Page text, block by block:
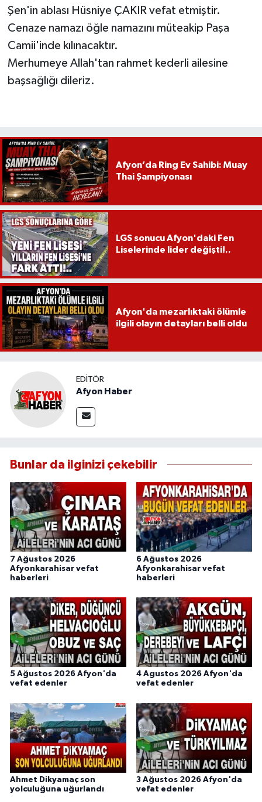
Şen'in ablası Hüsniye ÇAKIR vefat etmiştir.
Cenaze namazı öğle namazını müteakip Paşa
Camii'inde kılınacaktır.
Merhumeye Allah'tan rahmet kederli ailesine
başsağlığı dileriz.
Afyon’da Ring Ev Sahibi: Muay
Thai Şampiyonası
LGS sonucu Afyon'daki Fen
Liselerinde lider değişti!..
Afyon'da mezarlıktaki ölümle
ilgili olayın detayları belli oldu
EDITÖR
Afyon Haber
Bunlar da ilginizi çekebilir
7 Ağustos 2026
Afyonkarahisar vefat
haberleri
6 Ağustos 2026
Afyonkarahisar vefat
haberleri
5 Ağustos 2026 Afyon'da
vefat edenler
4 Agustos 2026 Afyon'da
vefat edenler
Ahmet Dikyamaç son
yolculuğuna uğurlandı
3 Ağustos 2026 Afyon'da
vefat edenler